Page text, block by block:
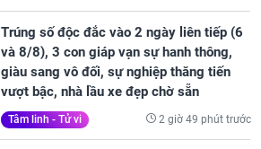
Trúng số độc đắc vào 2 ngày liên tiếp (6
và 8/8), 3 con giáp vạn sự hanh thông,
giàu sang vô đối, sự nghiệp thăng tiến
vượt bậc, nhà lầu xe đẹp chờ sẵn
Tâm linh - Tử vi 2 giờ 49 phút trước